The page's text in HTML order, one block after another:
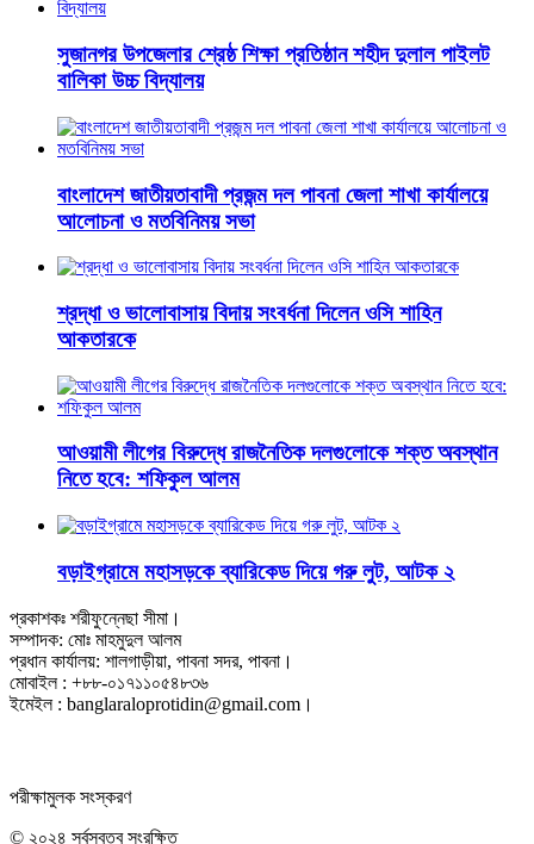
সুজানগর উপজেলার শ্রেষ্ঠ শিক্ষা প্রতিষ্ঠান শহীদ দুলাল পাইলট
বালিকা উচ্চ বিদ্যালয়
বাংলাদেশ জাতীয়তাবাদী প্রজন্ম দল পাবনা জেলা শাখা কার্যালয়ে
আলোচনা ও মতবিনিময় সভা
শ্রদ্ধা ও ভালোবাসায় বিদায় সংবর্ধনা দিলেন ওসি শাহিন
আকতারকে
আওয়ামী লীগের বিরুদ্ধে রাজনৈতিক দলগুলোকে শক্ত অবস্থান
নিতে হবে: শফিকুল আলম
বড়াইগ্রামে মহাসড়কে ব্যারিকেড দিয়ে গরু লুট, আটক ২
প্রকাশকঃ শরীফুন্নেছা সীমা।
সম্পাদক: মোঃ মাহমুদুল আলম
প্রধান কার্যালয়: শালগাড়ীয়া, পাবনা সদর, পাবনা।
মোবাইল : +৮৮-০১৭১১০৫৪৮৩৬
ইমেইল : banglaraloprotidin@gmail.com।
পরীক্ষামুলক সংস্করণ
© ২০২৪ সর্বস্বত্ব সংরক্ষিত